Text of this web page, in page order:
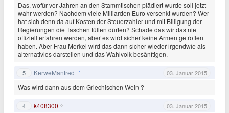
Das, wofür vor Jahren an den Stammtischen plädiert wurde soll jetzt
wahr werden? Nachdem viele Milliarden Euro versenkt wurden? Wer
hat sich denn da auf Kosten der Steuerzahler und mit Billigung der
Regierungen die Taschen füllen dürfen? Schade das wir das nie
offiziell erfahren werden, aber es wird sicher keine Armen getroffen
haben. Aber Frau Merkel wird das dann sicher wieder irgendwie als
alternativlos darstellen und das Wahlvolk besänftigen.
5 KerweManfred 03. Januar 2015
Was wird dann aus dem Griechischen Wein ?
4 k408300 03. Januar 2015